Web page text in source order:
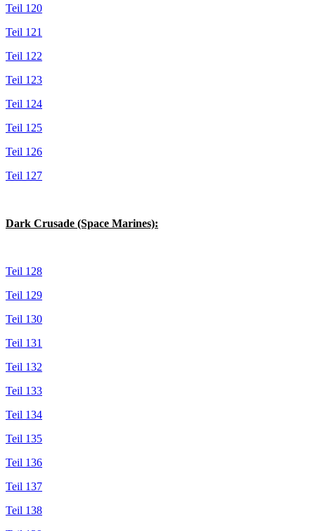
Teil 120
Teil 121
Teil 122
Teil 123
Teil 124
Teil 125
Teil 126
Teil 127
Dark Crusade (Space Marines):
Teil 128
Teil 129
Teil 130
Teil 131
Teil 132
Teil 133
Teil 134
Teil 135
Teil 136
Teil 137
Teil 138